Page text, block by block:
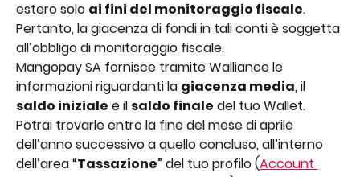
estero solo ai fini del monitoraggio fiscale.
Pertanto, la giacenza di fondi in tali conti è soggetta
all’obbligo di monitoraggio fiscale.
Mangopay SA fornisce tramite Walliance le
informazioni riguardanti la giacenza media, il
saldo iniziale e il saldo finale del tuo Wallet.
Potrai trovarle entro la fine del mese di aprile
dell’anno successivo a quello concluso, all’interno
dell’area “Tassazione” del tuo profilo (Account